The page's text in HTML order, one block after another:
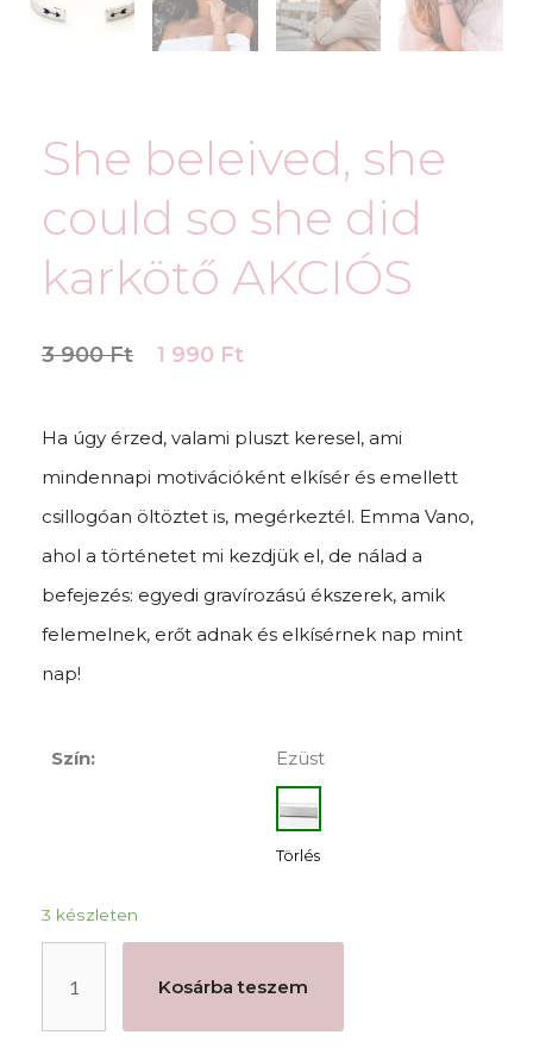
She beleived, she
could so she did
karkötő AKCIÓS
3 900Ft 1 990 Ft
Ha úgy érzed, valami pluszt keresel, ami
mindennapi motivációként elkísér és emellett
csillogóan öltöztet is, megérkeztél. Emma Vano,
ahol a történetet mi kezdjük el, de nálad a
befejezés: egyedi gravírozású ékszerek, amik
felemelnek, erőt adnak és elkísérnek nap mint
nap!
Szín: Ezüst
Törlés
3 készleten
Kosárba teszem